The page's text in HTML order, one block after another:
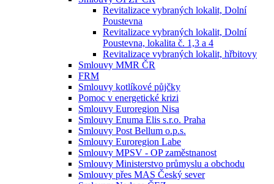
Revitalizace vybraných lokalit, Dolní
Poustevna
Revitalizace vybraných lokalit, Dolní
Poustevna, lokalita č. 1,3 a 4
Revitalizace vybraných lokalit, hřbitovy
Smlouvy MMR ČR
FRM
Smlouvy kotlíkové půjčky
Pomoc v energetické krizi
Smlouvy Euroregion Nisa
Smlouvy Enuma Elis s.r.o. Praha
Smlouvy Post Bellum o.p.s.
Smlouvy Euroregion Labe
Smlouvy MPSV - OP zaměstnanost
Smlouvy Ministerstvo průmyslu a obchodu
Smlouvy přes MAS Český sever